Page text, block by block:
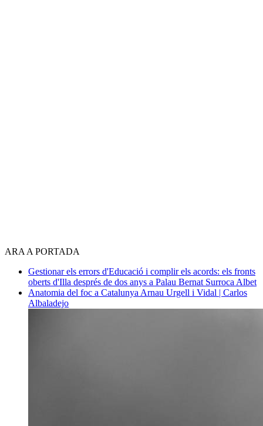
ARA A PORTADA
Gestionar els errors d'Educació i complir els acords: els fronts
oberts d'Illa després de dos anys a Palau Bernat Surroca Albet
Anatomia del foc a Catalunya Arnau Urgell i Vidal | Carlos
Albaladejo